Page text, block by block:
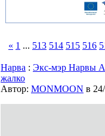
« 1 ... 513 514 515 516
Нарва : Экс-мэр Нарвы
жалко
Автор: MONMOON в